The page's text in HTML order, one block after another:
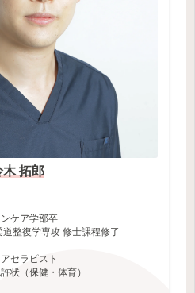
木 拓郎
ケア学部卒
復学専攻 修士課程修了
ラピスト
（保健・体育）